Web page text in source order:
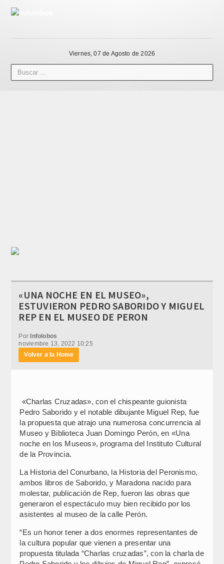
Viernes, 07 de Agosto de 2026
«UNA NOCHE EN EL MUSEO»,
ESTUVIERON PEDRO SABORIDO Y MIGUEL
REP EN EL MUSEO DE PERON
Por Infolobos
noviembre 13, 2022 10:25
Volver a la Home
«Charlas Cruzadas», con el chispeante guionista
Pedro Saborido y el notable dibujante Miguel Rep, fue
la propuesta que atrajo una numerosa concurrencia al
Museo y Biblioteca Juan Domingo Perón, en «Una
noche en los Museos», programa del Instituto Cultural
de la Provincia.
La Historia del Conurbano, la Historia del Peronismo,
ambos libros de Saborido, y Maradona nacido para
molestar, publicación de Rep, fueron las obras que
generaron el espectáculo muy bien recibido por los
asistentes al museo de la calle Perón.
“Es un honor tener a dos enormes representantes de
la cultura popular que vienen a presentar una
propuesta titulada “Charlas cruzadas”, con la charla de